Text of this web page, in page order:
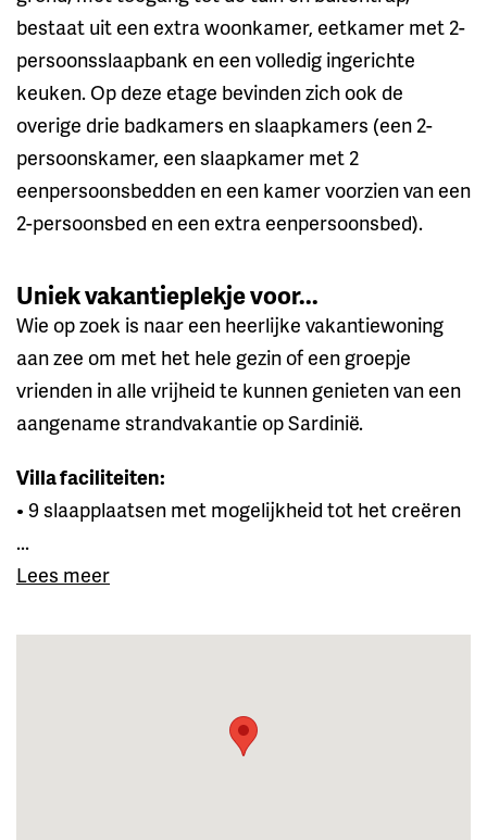
bestaat uit een extra woonkamer, eetkamer met 2-
persoonsslaapbank en een volledig ingerichte
keuken. Op deze etage bevinden zich ook de
overige drie badkamers en slaapkamers (een 2-
persoonskamer, een slaapkamer met 2
eenpersoonsbedden en een kamer voorzien van een
2-persoonsbed en een extra eenpersoonsbed).
Uniek vakantieplekje voor...
Wie op zoek is naar een heerlijke vakantiewoning
aan zee om met het hele gezin of een groepje
vrienden in alle vrijheid te kunnen genieten van een
aangename strandvakantie op Sardinië.
Villa faciliteiten:
• 9 slaapplaatsen met mogelijkheid tot het creëren
...
Lees meer